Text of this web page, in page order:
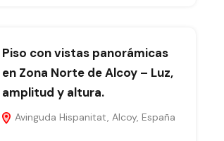
Piso con vistas panorámicas
en Zona Norte de Alcoy – Luz,
amplitud y altura.
Avinguda Hispanitat, Alcoy, España